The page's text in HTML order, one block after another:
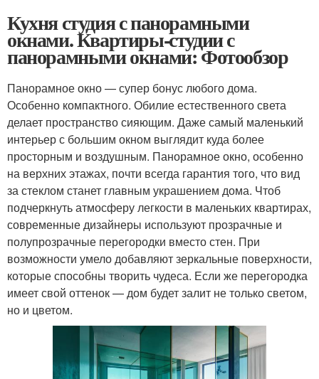
Кухня студия с панорамными
окнами. Квартиры-студии с
панорамными окнами: Фотообзор
Панорамное окно — супер бонус любого дома.
Особенно компактного. Обилие естественного света
делает пространство сияющим. Даже самый маленький
интерьер с большим окном выглядит куда более
просторным и воздушным. Панорамное окно, особенно
на верхних этажах, почти всегда гарантия того, что вид
за стеклом станет главным украшением дома. Чтоб
подчеркнуть атмосферу легкости в маленьких квартирах,
современные дизайнеры используют прозрачные и
полупрозрачные перегородки вместо стен. При
возможности умело добавляют зеркальные поверхности,
которые способны творить чудеса. Если же перегородка
имеет свой оттенок — дом будет залит не только светом,
но и цветом.